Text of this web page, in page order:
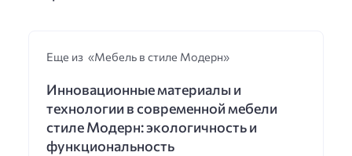
Еще из «Мебель в стиле Модерн»
Инновационные материалы и
технологии в современной мебели
стиле Модерн: экологичность и
функциональность